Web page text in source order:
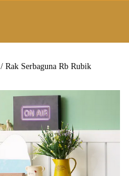
/ Rak Serbaguna Rb Rubik